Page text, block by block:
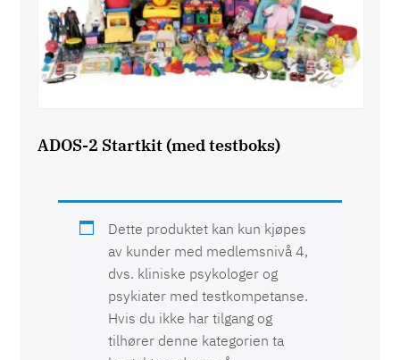
ADOS-2 Startkit (med testboks)
Dette produktet kan kun kjøpes
av kunder med medlemsnivå 4,
dvs. kliniske psykologer og
psykiater med testkompetanse.
Hvis du ikke har tilgang og
tilhører denne kategorien ta